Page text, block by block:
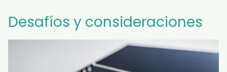
Desafíos y consideraciones